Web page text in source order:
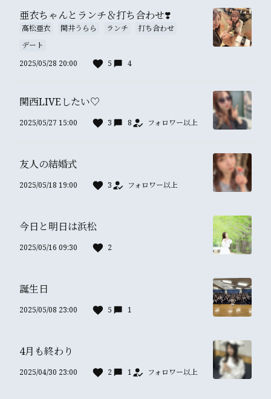
亜衣ちゃんとランチ＆打ち合わせ❣️
高松亜衣 関井うらら ランチ
打ち合わせ
デート
2025/05/28 20:00
5 4
関西LIVEしたい♡
2025/05/27 15:00 3 8 フォロワー以上
友人の結婚式
2025/05/18 19:00 3 フォロワー以上
今日と明日は浜松
2025/05/16 09:30 2
誕生日
2025/05/08 23:00 5 1
4月も終わり
2025/04/30 23:00 2 1 フォロワー以上